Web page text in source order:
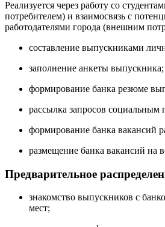
Реализуется через работу со
потребителем) и взаимосвязь с
работодателями города (внешним
составление выпускниками
заполнение анкеты выпускника;
формирование банка резюме
рассылка запросов социальным
формирование банка вакансий
размещение банка вакансий на
Предварительное
знакомство выпускников с
мест;